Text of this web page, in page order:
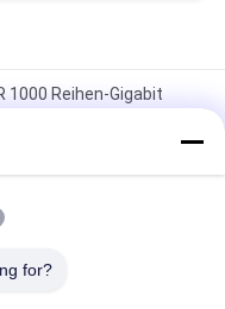
1000 Reihen-Gigabit
9300 2 Netz-Modul-
Ergänzungen ISR
for?